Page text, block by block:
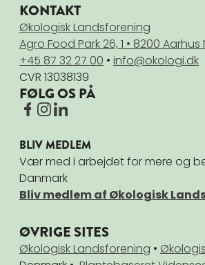
KONTAKT
Økologisk Landsforening
Agro Food Park 26, 1 • 8200 Aarhus
+45 87 32 27 00 • info@okologi.dk
CVR 13038139
FØLG OS PÅ
BLIV MEDLEM
Vær med i arbejdet for mere og
Danmark
Bliv medlem af Økologisk
ØVRIGE SITES
Økologisk Landsforening •